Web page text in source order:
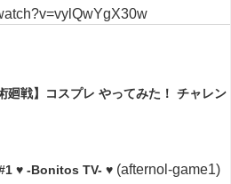
廻戦】コスプレ やってみた！ チャレン
♥ -Bonitos TV- ♥ (afternol-game1)